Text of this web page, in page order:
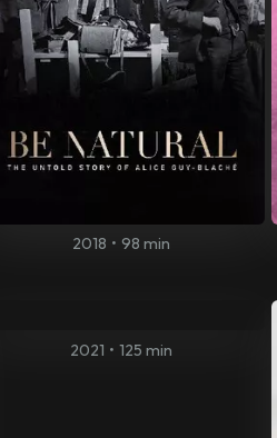
2018 • 98 min
2021 • 125 min